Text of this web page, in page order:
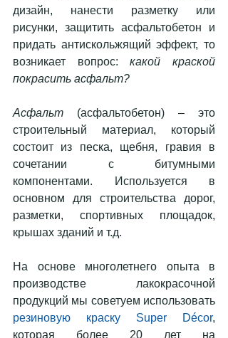
дизайн, нанести разметку или
рисунки, защитить асфальтобетон и
придать антискольжящий эффект, то
возникает вопрос: какой краской
покрасить асфальт?
Асфальт (асфальтобетон) – это
строительный материал, который
состоит из песка, щебня, гравия в
сочетании с битумными
компонентами. Используется в
основном для строительства дорог,
разметки, спортивных площадок,
крышах зданий и т.д.
На основе многолетнего опыта в
производстве лакокрасочной
резиновую краску Super Décor,
которая более 20 лет на